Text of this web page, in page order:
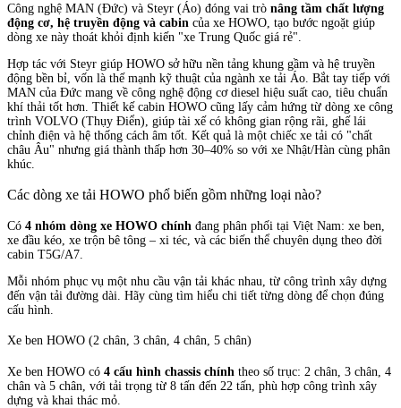
Công nghệ MAN (Đức) và Steyr (Áo) đóng vai trò nâng tầm chất lượng
động cơ, hệ truyền động và cabin của xe HOWO, tạo bước ngoặt giúp
dòng xe này thoát khỏi định kiến "xe Trung Quốc giá rẻ".
Hợp tác với Steyr giúp HOWO sở hữu nền tảng khung gầm và hệ truyền
động bền bỉ, vốn là thế mạnh kỹ thuật của ngành xe tải Áo. Bắt tay tiếp với
MAN của Đức mang về công nghệ động cơ diesel hiệu suất cao, tiêu chuẩn
khí thải tốt hơn. Thiết kế cabin HOWO cũng lấy cảm hứng từ dòng xe công
trình VOLVO (Thụy Điển), giúp tài xế có không gian rộng rãi, ghế lái
chỉnh điện và hệ thống cách âm tốt. Kết quả là một chiếc xe tải có "chất
châu Âu" nhưng giá thành thấp hơn 30–40% so với xe Nhật/Hàn cùng phân
khúc.
Các dòng xe tải HOWO phổ biến gồm những loại nào?
Có 4 nhóm dòng xe HOWO chính đang phân phối tại Việt Nam: xe ben,
xe đầu kéo, xe trộn bê tông – xi téc, và các biến thể chuyên dụng theo đời
cabin T5G/A7.
Mỗi nhóm phục vụ một nhu cầu vận tải khác nhau, từ công trình xây dựng
đến vận tải đường dài. Hãy cùng tìm hiểu chi tiết từng dòng để chọn đúng
cấu hình.
Xe ben HOWO (2 chân, 3 chân, 4 chân, 5 chân)
Xe ben HOWO có 4 cấu hình chassis chính theo số trục: 2 chân, 3 chân, 4
chân và 5 chân, với tải trọng từ 8 tấn đến 22 tấn, phù hợp công trình xây
dựng và khai thác mỏ.